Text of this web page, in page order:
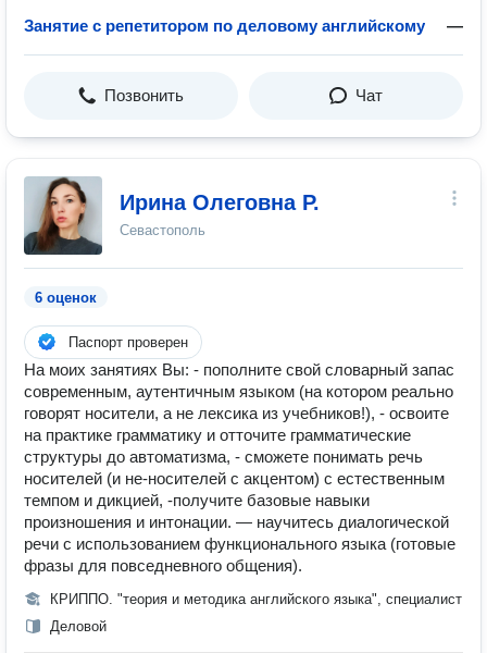
Занятие с репетитором по деловому английскому —
Позвонить Чат
Ирина Олеговна Р.
Севастополь
6 оценок
Паспорт проверен
На моих занятиях Вы: - пополните свой словарный запас
современным, аутентичным языком (на котором реально
говорят носители, а не лексика из учебников!), - освоите
на практике грамматику и отточите грамматические
структуры до автоматизма, - сможете понимать речь
носителей (и не-носителей с акцентом) с естественным
темпом и дикцией, -получите базовые навыки
произношения и интонации. — научитесь диалогической
речи с использованием функционального языка (готовые
фразы для повседневного общения).
КРИППО. "теория и методика английского языка", специалист
Деловой